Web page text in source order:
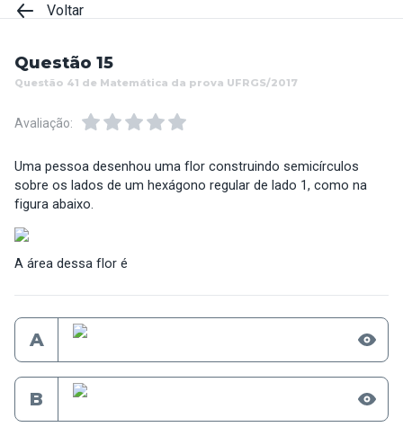
Voltar
Questão 15
Questão 41 de Matemática da prova UFRGS/2017
Avaliação:
Uma pessoa desenhou uma flor construindo semicírculos
sobre os lados de um hexágono regular de lado 1, como na
figura abaixo.
A área dessa flor é
A
B